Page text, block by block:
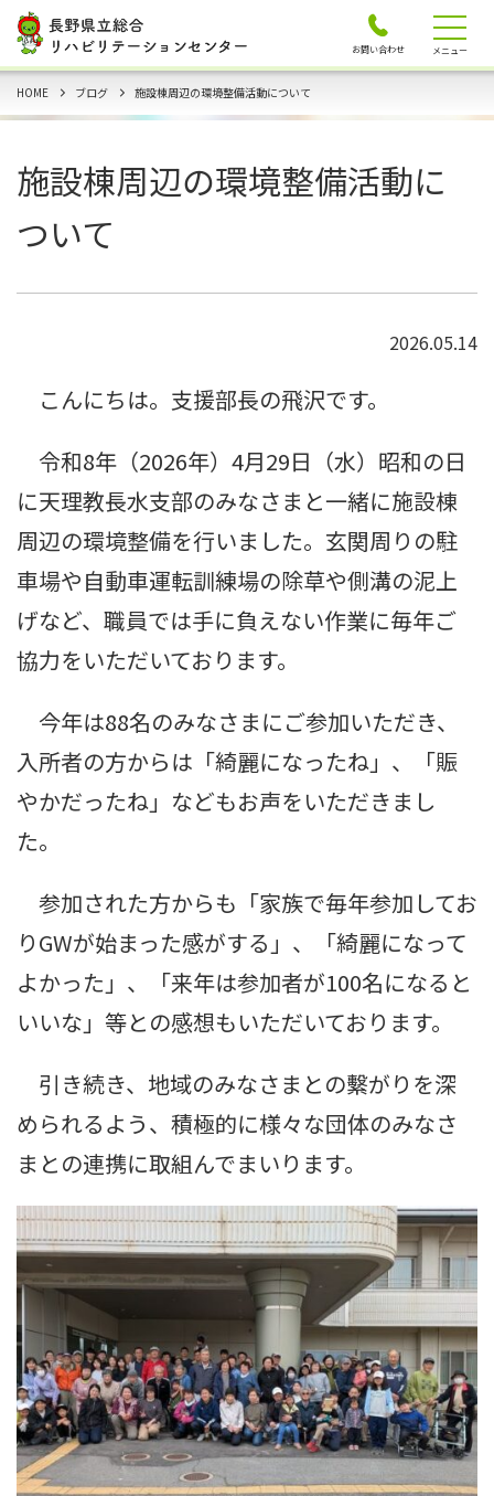
HOME ブログ 施設棟周辺の環境整備活動について
施設棟周辺の環境整備活動に
ついて
2026.05.14
こんにちは。支援部長の飛沢です。
令和8年（2026年）4月29日（水）昭和の日
に天理教長水支部のみなさまと一緒に施設棟
周辺の環境整備を行いました。玄関周りの駐
車場や自動車運転訓練場の除草や側溝の泥上
げなど、職員では手に負えない作業に毎年ご
協力をいただいております。
今年は88名のみなさまにご参加いただき、
入所者の方からは「綺麗になったね」、「賑
やかだったね」などもお声をいただきまし
た。
参加された方からも「家族で毎年参加してお
りGWが始まった感がする」、「綺麗になって
よかった」、「来年は参加者が100名になると
いいな」等との感想もいただいております。
引き続き、地域のみなさまとの繫がりを深
められるよう、積極的に様々な団体のみなさ
まとの連携に取組んでまいります。
メニュー
お問い合わせ